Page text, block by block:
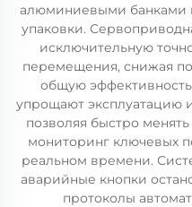
алюминиевыми банками
упаковки.
исключительную
перемещения, снижая
общую
упрощают эксплуатацию
позволяя быстро
мониторинг ключевых
реальном времени.
аварийные кнопки
протоколы